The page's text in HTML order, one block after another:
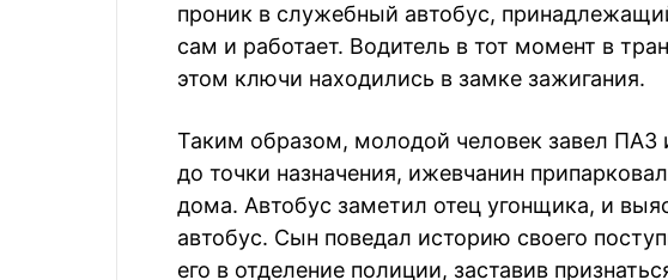
проник в служебный автобус,
сам и работает. Водитель в тот момент в
этом ключи находились в замке зажигания.
Таким образом, молодой человек завел ПАЗ
до точки назначения, ижевчанин
дома. Автобус заметил отец угонщика, и
автобус. Сын поведал историю своего
его в отделение полиции, заставив